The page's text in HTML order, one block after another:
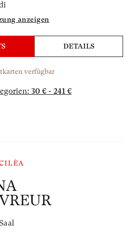
anzeigen
DETAILS
verfügbar
30 € - 241 €